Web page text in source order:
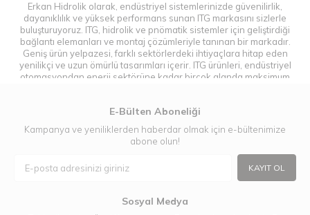
Erkan Hidrolik olarak, endüstriyel sistemlerinizde güvenilirlik,
dayanıklılık ve yüksek performans sunan ITG markasını sizlerle
buluşturuyoruz. ITG, hidrolik ve pnömatik sistemler için geliştirdiği
bağlantı elemanları ve montaj çözümleriyle tanınan bir markadır.
Geniş ürün yelpazesi, farklı sektörlerdeki ihtiyaçlara hitap eden
yenilikçi ve uzun ömürlü tasarımları içerir. ITG ürünleri, endüstriyel
otomasyondan enerji sektörüne kadar birçok alanda maksimum
için ITG’yi tercih edin!
ITG Ürünleri Nelerdir?
ITG, hidrolik ve pnömatik sistemler için geniş bir bağlantı elemanları
ve montaj çözümleri yelpazesi sunarak, farklı sektörlerin ihtiyaçlarına
uygun ürünler geliştiren bir markadır. Dayanıklılığı, performansı ve
ve kullanım kolaylığı sağlamayı hedefler.
E-Bülten Aboneliği
Kampanya ve yeniliklerden haberdar olmak için e-bültenimize
abone olun!
KAYIT OL
Sosyal Medya